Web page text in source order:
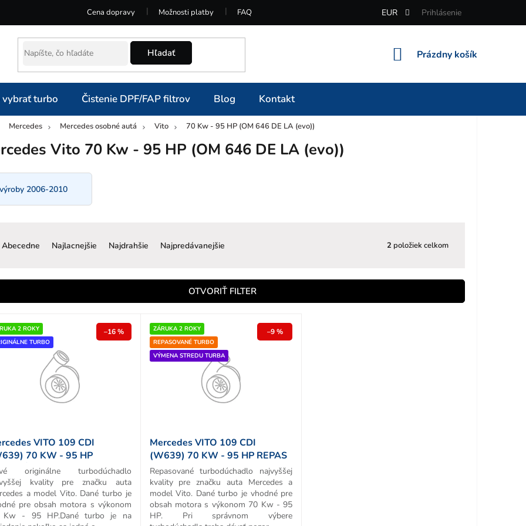
Cena dopravy Možnosti platby FAQ EUR Prihlásenie
Hľadať
NÁKUPNÝ
Prázdny košík
turbo Čistenie DPF/FAP filtrov Blog Kontakt
Mercedes Mercedes osobné autá Vito 70 Kw - 95 HP (OM 646 DE LA (evo))
Vito 70 Kw - 95 HP (OM 646 DE LA (evo))
2006-2010
Abecedne Najlacnejšie Najdrahšie Najpredávanejšie 2 položiek celkom
OTVORIŤ FILTER
2 ROKY
TURBO
–16 %
VITO 109 CDI
70 KW - 95 HP
TURBO
originálne turbodúchadlo
kvality pre značku auta
a model Vito. Dané turbo je
pre obsah motora s výkonom
Kw - 95 HP.Dané turbo je na
ZÁRUKA 2 ROKY
REPASOVANÉ TURBO
VÝMENA STREDU TURBA
–9 %
Mercedes VITO 109 CDI
(W639) 70 KW - 95 HP REPAS
TURBA
Repasované turbodúchadlo najvyššej
kvality pre značku auta Mercedes a
model Vito. Dané turbo je vhodné pre
obsah motora s výkonom 70 Kw - 95
HP. Pri správnom výbere